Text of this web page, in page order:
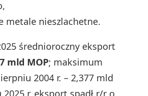
metale nieszlachetne.
średnioroczny eksport
mld MOP; maksimum
2004 r. – 2,377 mld